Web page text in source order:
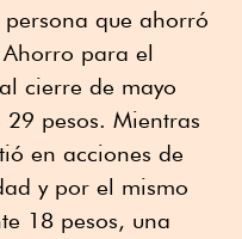
que ahorró
Ahorro para el
cierre de mayo
pesos. Mientras
en acciones de
y por el mismo
18 pesos, una